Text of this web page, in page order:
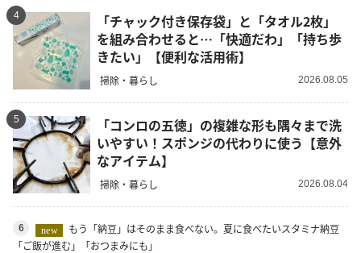
4
「チャック付き保存袋」と「タオル2枚」
を組み合わせると…「快適だわ」「持ち歩
きたい」【便利な活用術】
掃除・暮らし 2026.08.05
5
「コンロの五徳」の複雑な形も隅々まで洗
いやすい！スポンジの代わりに使う【意外
なアイテム】
掃除・暮らし 2026.08.04
6 new
もう「納豆」はそのまま食べない。夏に食べたいスタミナ納豆
「ご飯が進む」「おつまみにも」